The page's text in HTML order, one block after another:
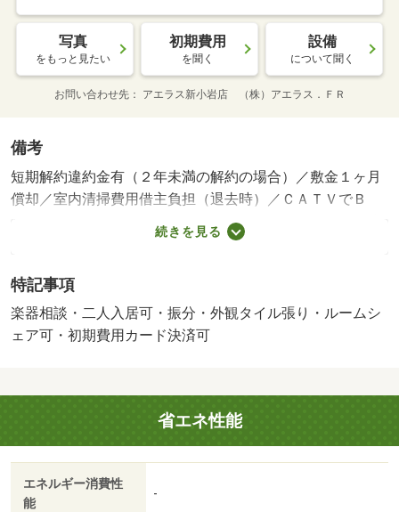
写真
をもっと見たい
初期費用
を聞く
設備
について聞く
お問い合わせ先 アエラス新小岩店 （株）アエラス．ＦＲ
備考
短期解約違約金有（２年未満の解約の場合）／敷金１ヶ月
償却／室内清掃費用借主負担（退去時）／ＣＡＴＶでＢ
Ｓ、ＣＳ視聴可（ＣＡＴＶ、ＢＳ別途契約要、有償）／駐
車場代月額１５０００円（使用時）・賃貸保証等：加入要
円～・オンラインで申込から契約手続き、ＬＩＮＥでのご
相談も可能です／当物件は初期費用分割払い可（クレジッ
トカード決済も可）／お客様のご希望に合わせた方法（店
続きを見る
特記事項
楽器相談・二人入居可・振分・外観タイル張り・ルームシ
ェア可・初期費用カード決済可
省エネ性能
エネルギー消費性
能
-